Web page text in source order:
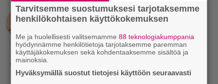
Tarvitsemme suostumuksesi tarjotaksemme
henkilökohtaisen käyttökokemuksen
Me ja huolellisesti valitsemamme88 teknologiakumppania
hyödynnämme henkilötietoja tarjotaksemme paremman
käyttäjäkokemuksen sekä kohdentaaksemme sisältöä ja
mainoksia.
Hyväksymällä suostut tietojesi käyttöön seuraavasti